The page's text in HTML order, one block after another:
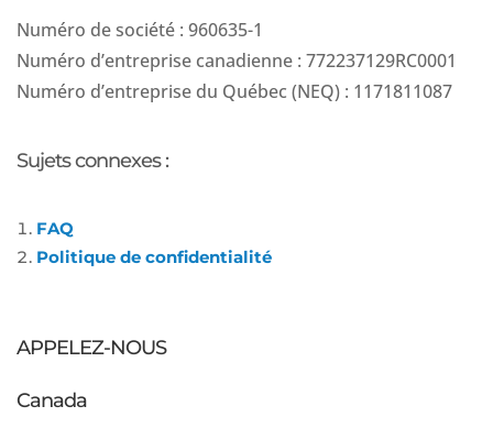
Numéro de société : 960635-1
Numéro d’entreprise canadienne : 772237129RC0001
Numéro d’entreprise du Québec (NEQ) : 1171811087
Sujets connexes :
FAQ
Politique de confidentialité
APPELEZ-NOUS
Canada